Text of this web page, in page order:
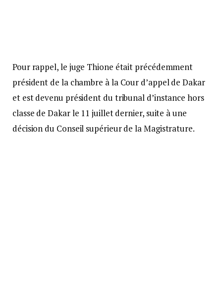
Pour rappel, le juge Thione était précédemment
président de la chambre à la Cour d’appel de Dakar
et est devenu président du tribunal d’instance hors
classe de Dakar le 11 juillet dernier, suite à une
décision du Conseil supérieur de la Magistrature.